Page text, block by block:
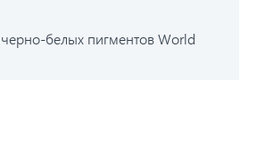
белых пигментов World